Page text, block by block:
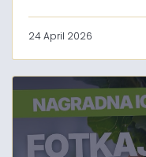
24 April 2026